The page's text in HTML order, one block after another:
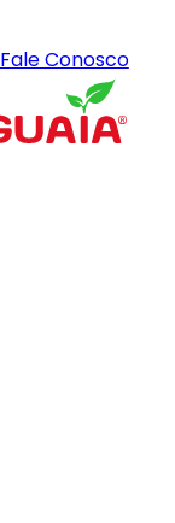
Fale Conosco